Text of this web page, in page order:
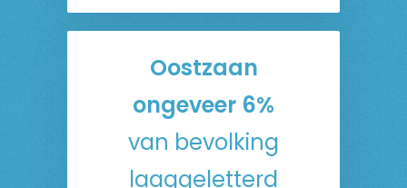
Oostzaan
ongeveer 6%
van bevolking
laaggeletterd